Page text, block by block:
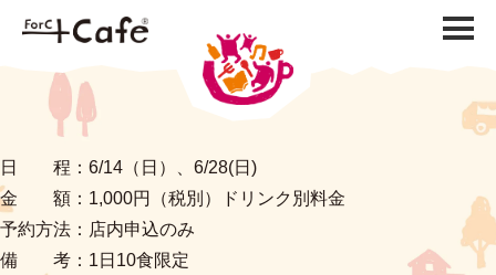
日 程：6/14（日）、6/28(日)
金 額：1,000円（税別）ドリンク別料金
予約方法：店内申込のみ
備 考：1日10食限定